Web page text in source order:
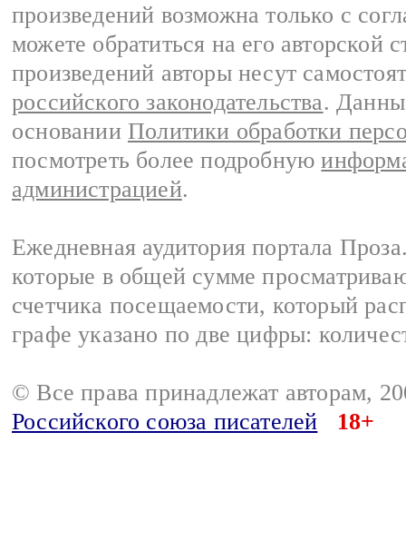
произведений возможна только с
можете обратиться на его авторской
произведений авторы несут
российского законодательства.
основании Политики обработки
посмотреть более подробную
администрацией.
Ежедневная аудитория портала
которые в общей сумме
счетчика посещаемости, который
графе указано по две цифры:
© Все права принадлежат авторам,
Российского союза писателей
18+